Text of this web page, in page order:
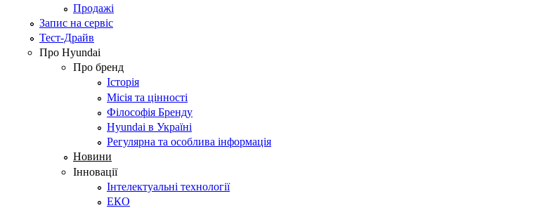
Продажі
Запис на сервіс
Тест-Драйв
Про Hyundai
Про бренд
Історія
Місія та цінності
Філософія Бренду
Hyundai в Україні
Регулярна та особлива інформація
Новини
Інновації
Інтелектуальні технології
ЕКО